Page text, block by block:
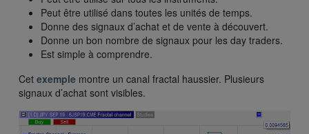
Peut être utilisé dans toutes les unités de temps.
Donne des signaux d’achat et de vente à découvert.
Donne un bon nombre de signaux pour les day traders.
Est simple à comprendre.
Cet exemple montre un canal fractal haussier. Plusieurs
signaux d’achat sont visibles.